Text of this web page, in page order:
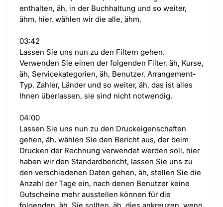
enthalten, äh, in der Buchhaltung und so weiter,
ähm, hier, wählen wir die alle, ähm,
03:42
Lassen Sie uns nun zu den Filtern gehen.
Verwenden Sie einen der folgenden Filter, äh, Kurse,
äh, Servicekategorien, äh, Benutzer, Arrangement-
Typ, Zahler, Länder und so weiter, äh, das ist alles
Ihnen überlassen, sie sind nicht notwendig.
04:00
Lassen Sie uns nun zu den Druckeigenschaften
gehen, äh, wählen Sie den Bericht aus, der beim
Drucken der Rechnung verwendet werden soll, hier
haben wir den Standardbericht, lassen Sie uns zu
den verschiedenen Daten gehen, äh, stellen Sie die
Anzahl der Tage ein, nach denen Benutzer keine
Gutscheine mehr ausstellen können für die